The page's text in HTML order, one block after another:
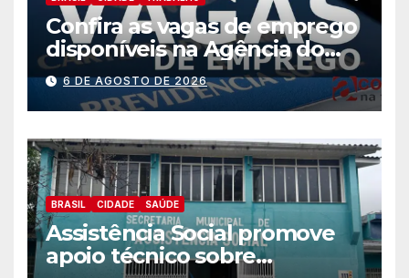
Confira as vagas de emprego
disponíveis na Agência do
Trabalhador
6 DE AGOSTO DE 2026
BRASIL CIDADE SAÚDE
Assistência Social promove
apoio técnico sobre